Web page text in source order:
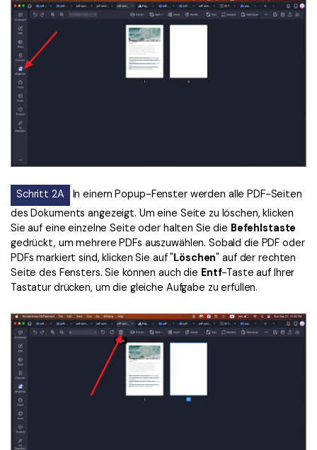
Schritt 2A
In einem Popup-Fenster werden alle PDF-Seiten
des Dokuments angezeigt. Um eine Seite zu löschen, klicken
Sie auf eine einzelne Seite oder halten Sie die Befehlstaste
gedrückt, um mehrere PDFs auszuwählen. Sobald die PDF oder
PDFs markiert sind, klicken Sie auf " Löschen" auf der rechten
Seite des Fensters. Sie können auch die Entf-Taste auf Ihrer
Tastatur drücken, um die gleiche Aufgabe zu erfüllen.